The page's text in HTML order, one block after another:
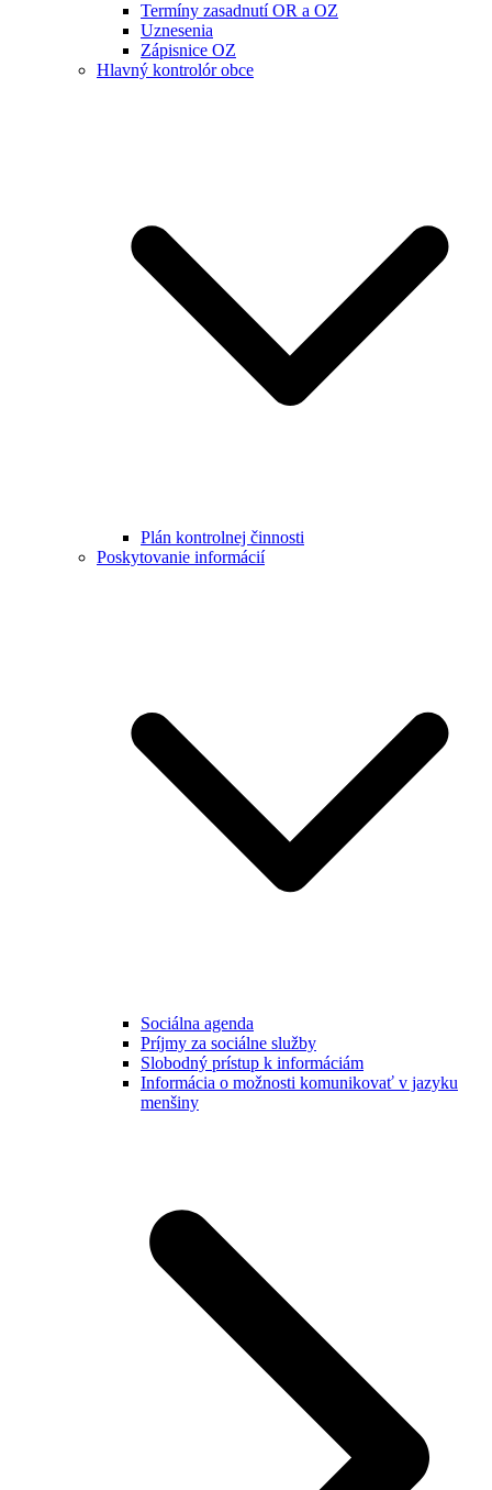
Termíny zasadnutí OR a OZ
Uznesenia
Zápisnice OZ
Hlavný kontrolór obce
Plán kontrolnej činnosti
Poskytovanie informácií
Sociálna agenda
Príjmy za sociálne služby
Slobodný prístup k informáciám
Informácia o možnosti komunikovať v jazyku
menšiny